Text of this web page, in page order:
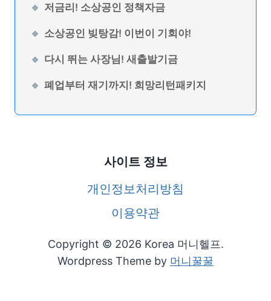
저금리! 소상공인 정책자금
소상공인 빚탕감! 이번이 기회야!
다시 뛰는 사장님! 새출발기금
폐업부터 재기까지! 희망리턴패키지
사이트 정보
개인정보처리방침
이용약관
Copyright © 2026 Korea 머니헬프.
Wordpress Theme by 머니꿀꿀